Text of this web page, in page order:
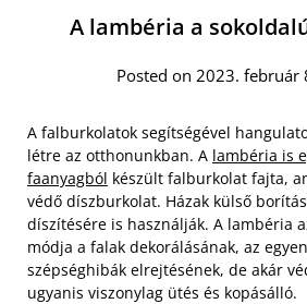
A lambéria a
Posted on 2023. február
A falburkolatok segítségével
létre az otthonunkban. A lambéria is
faanyagból készült falburkolat fajta,
védő díszburkolat. Házak külső
díszítésére is használják. A lambéria
módja a falak dekorálásának, az
szépséghibák elrejtésének, de akár
ugyanis viszonylag ütés és kopásálló.